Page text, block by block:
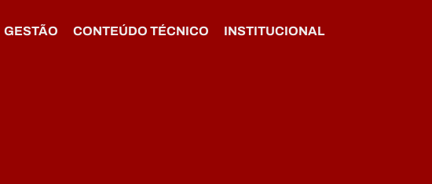
GESTÃO CONTEÚDO TÉCNICO INSTITUCIONAL